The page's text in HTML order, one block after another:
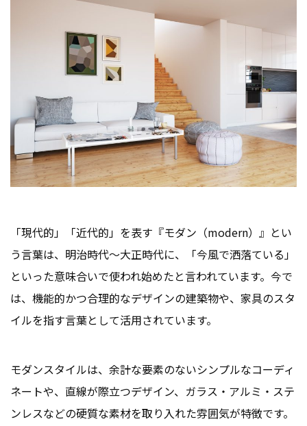
「現代的」「近代的」を表す『モダン（modern）』とい
う言葉は、明治時代〜大正時代に、「今風で洒落ている」
といった意味合いで使われ始めたと言われています。今で
は、機能的かつ合理的なデザインの建築物や、家具のスタ
イルを指す言葉として活用されています。
モダンスタイルは、余計な要素のないシンプルなコーディ
ネートや、直線が際立つデザイン、ガラス・アルミ・ステ
ンレスなどの硬質な素材を取り入れた雰囲気が特徴です。